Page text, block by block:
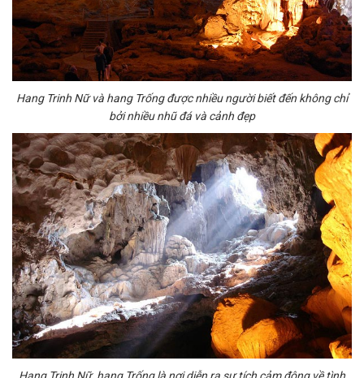
Hang Trinh Nữ và hang Trống được nhiều người biết đến không chỉ
bởi nhiều nhũ đá và cảnh đẹp